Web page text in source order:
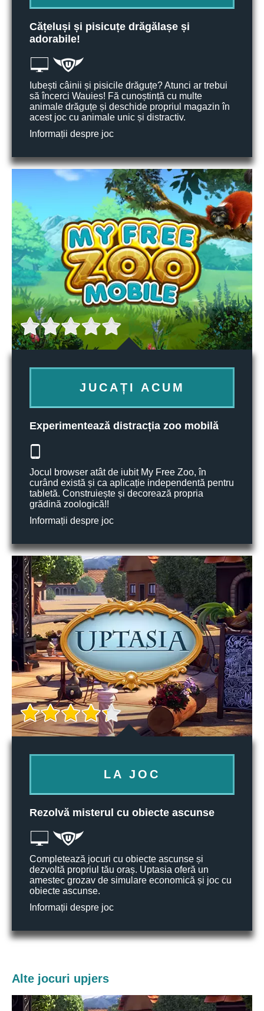
Cățeluși și pisicuțe drăgălașe și
adorabile!
Iubești câinii și pisicile drăguțe? Atunci ar trebui
să încerci Wauies! Fă cunoștință cu multe
animale drăguțe și deschide propriul magazin în
acest joc cu animale unic și distractiv.
Informații despre joc
JUCAȚI ACUM
Experimentează distracția zoo mobilă
Jocul browser atât de iubit My Free Zoo, în
curând există și ca aplicație independentă pentru
tabletă. Construiește și decorează propria
grădină zoologică!!
Informații despre joc
LA JOC
Rezolvă misterul cu obiecte ascunse
Completează jocuri cu obiecte ascunse și
dezvoltă propriul tău oraș. Uptasia oferă un
amestec grozav de simulare economică și joc cu
obiecte ascunse.
Informații despre joc
Alte jocuri upjers